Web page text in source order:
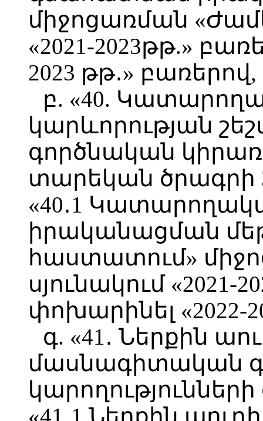
միջոցառման
«2021-2023թթ.»
2023 թթ․» բառերով,
բ. «40.
կարևորության
գործնական
տարեկան ծրագրի
«40․1
իրականացման
հաստատում»
սյունակում «2021-
փոխարինել «2022-
գ. «41․ Ներքին
մասնագիտական